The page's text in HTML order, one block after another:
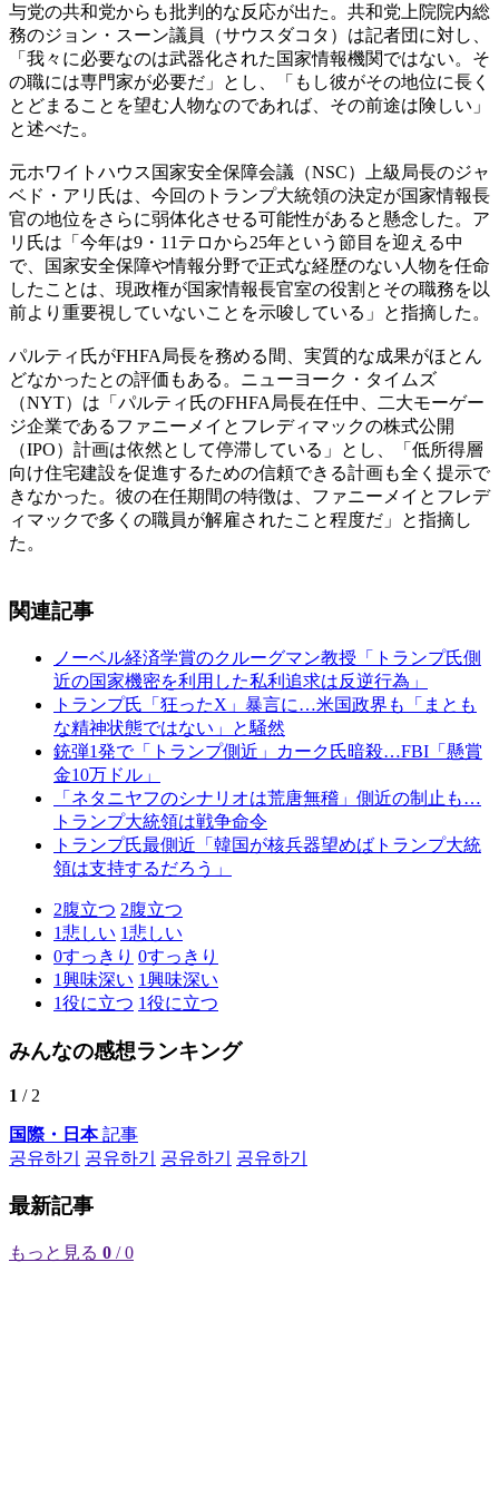
与党の共和党からも批判的な反応が出た。共和党上院院内総
務のジョン・スーン議員（サウスダコタ）は記者団に対し、
「我々に必要なのは武器化された国家情報機関ではない。そ
の職には専門家が必要だ」とし、「もし彼がその地位に長く
とどまることを望む人物なのであれば、その前途は険しい」
と述べた。
元ホワイトハウス国家安全保障会議（NSC）上級局長のジャ
ベド・アリ氏は、今回のトランプ大統領の決定が国家情報長
官の地位をさらに弱体化させる可能性があると懸念した。ア
リ氏は「今年は9・11テロから25年という節目を迎える中
で、国家安全保障や情報分野で正式な経歴のない人物を任命
したことは、現政権が国家情報長官室の役割とその職務を以
前より重要視していないことを示唆している」と指摘した。
パルティ氏がFHFA局長を務める間、実質的な成果がほとん
どなかったとの評価もある。ニューヨーク・タイムズ
（NYT）は「パルティ氏のFHFA局長在任中、二大モーゲー
ジ企業であるファニーメイとフレディマックの株式公開
（IPO）計画は依然として停滞している」とし、「低所得層
向け住宅建設を促進するための信頼できる計画も全く提示で
きなかった。彼の在任期間の特徴は、ファニーメイとフレデ
ィマックで多くの職員が解雇されたこと程度だ」と指摘し
た。
関連記事
ノーベル経済学賞のクルーグマン教授「トランプ氏側
近の国家機密を利用した私利追求は反逆行為」
トランプ氏「狂ったX」暴言に…米国政界も「まとも
な精神状態ではない」と騒然
銃弾1発で「トランプ側近」カーク氏暗殺…FBI「懸賞
金10万ドル」
「ネタニヤフのシナリオは荒唐無稽」側近の制止も…
トランプ大統領は戦争命令
トランプ氏最側近「韓国が核兵器望めばトランプ大統
領は支持するだろう」
2腹立つ 2腹立つ
1悲しい 1悲しい
0すっきり 0すっきり
1興味深い 1興味深い
1役に立つ 1役に立つ
みんなの感想ランキング
1 / 2
国際・日本記事
공유하기
공유하기 공유하기 공유하기
最新記事
もっと見る 0 / 0